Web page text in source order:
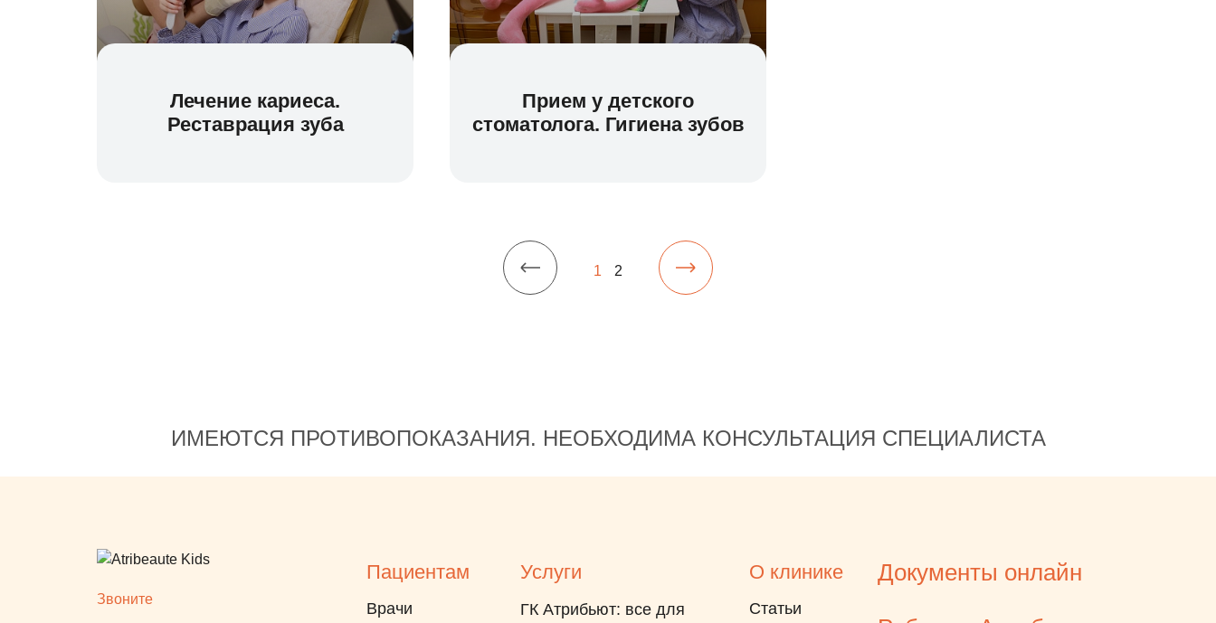
Лечение кариеса.
Реставрация зуба
Прием у детского
стоматолога. Гигиена зубов
1 2
ИМЕЮТСЯ ПРОТИВОПОКАЗАНИЯ. НЕОБХОДИМА КОНСУЛЬТАЦИЯ СПЕЦИАЛИСТА
Звоните
Пациентам
Врачи
Услуги
ГК Атрибьют: все для
О клинике
Статьи
Документы онлайн